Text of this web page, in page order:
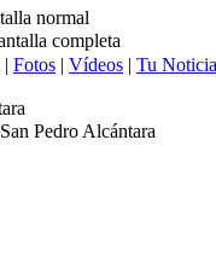
normal
completa
| Fotos | Vídeos | Tu Noticia
Pedro Alcántara